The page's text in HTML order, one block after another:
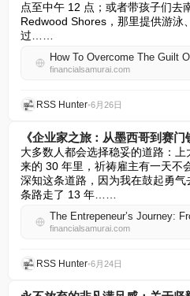
点至中午 12 点；或者带孩子们去
Redwood Shores，那里提供游泳
过……
financialsamurai.com
RSS Hunter•6月26日
《企业家之旅：从墨西哥到赛门
大多数人都会选择稳妥的道路：
来的 30 年里，祈祷雇主有一天不
深知这条道路，因为我在鼓起勇
条路走了 13 年……
financialsamurai.com
RSS Hunter•6月24日